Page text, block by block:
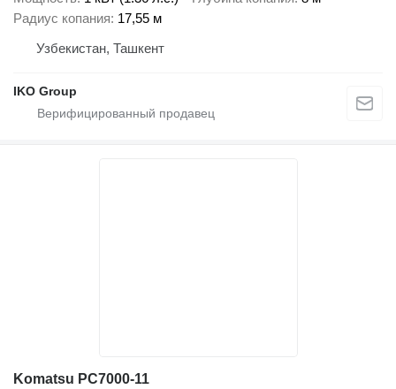
Радиус копания 17,55 м
Узбекистан, Ташкент
IKO Group
Komatsu PC7000-11